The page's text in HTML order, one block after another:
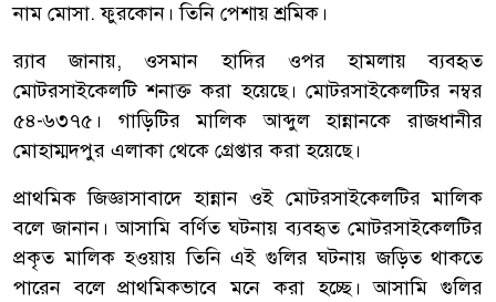
নাম মোসা. ফুরকোন। তিনি পেশায় শ্রমিক।
র‌্যাব জানায়, ওসমান হাদির ওপর হামলায় ব্যবহৃত
মোটরসাইকেলটি শনাক্ত করা হয়েছে। মোটরসাইকেলটির নম্বর
৫৪-৬৩৭৫। গাড়িটির মালিক আব্দুল হান্নানকে রাজধানীর
মোহাম্মদপুর এলাকা থেকে গ্রেপ্তার করা হয়েছে।
প্রাথমিক জিজ্ঞাসাবাদে হান্নান ওই মোটরসাইকেলটির মালিক
বলে জানান। আসামি বর্ণিত ঘটনায় ব্যবহৃত মোটরসাইকেলটির
প্রকৃত মালিক হওয়ায় তিনি এই গুলির ঘটনায় জড়িত থাকতে
পারেন বলে প্রাথমিকভাবে মনে করা হচ্ছে। আসামি গুলির